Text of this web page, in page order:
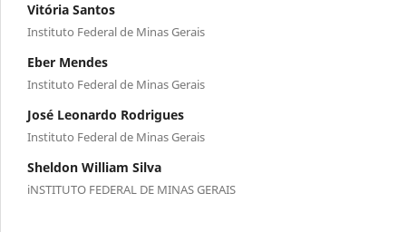
Vitória Santos
Instituto Federal de Minas Gerais
Eber Mendes
Instituto Federal de Minas Gerais
José Leonardo Rodrigues
Instituto Federal de Minas Gerais
Sheldon William Silva
iNSTITUTO FEDERAL DE MINAS GERAIS